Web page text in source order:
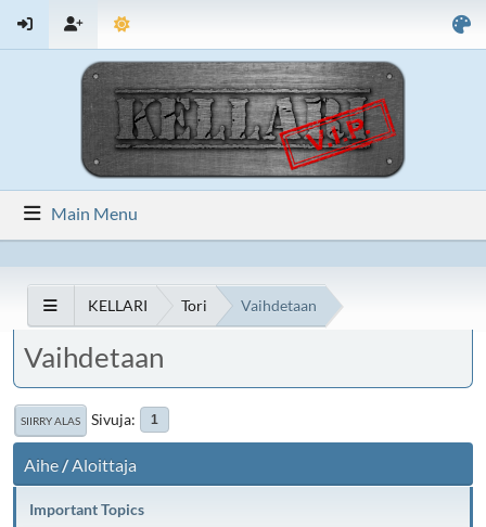
Main Menu
KELLARI Tori Vaihdetaan
Vaihdetaan
SIIRRY ALAS Sivuja 1
Aihe/Aloittaja
Important Topics